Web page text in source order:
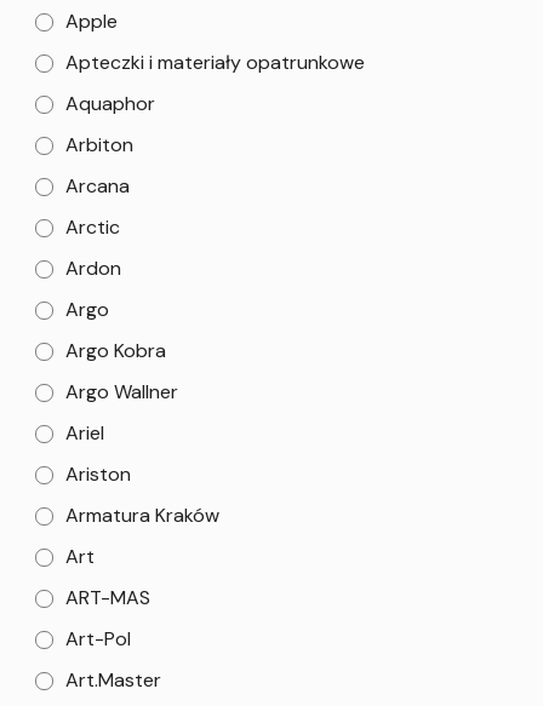
Apple
Apteczki i materiały opatrunkowe
Aquaphor
Arbiton
Arcana
Arctic
Ardon
Argo
Argo Kobra
Argo Wallner
Ariel
Ariston
Armatura Kraków
Art
ART-MAS
Art-Pol
Art.Master